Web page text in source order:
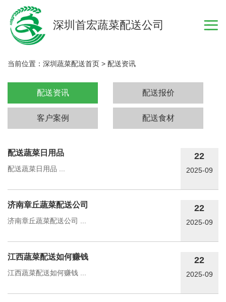
深圳首宏蔬菜配送公司
当前位置： 深圳蔬菜配送首页 > 配送资讯
配送资讯 配送报价
客户案例 配送食材
配送蔬菜日用品
配送蔬菜日用品 ...
22
2025-09
济南章丘蔬菜配送公司
济南章丘蔬菜配送公司 ...
22
2025-09
江西蔬菜配送如何赚钱
江西蔬菜配送如何赚钱 ...
22
2025-09